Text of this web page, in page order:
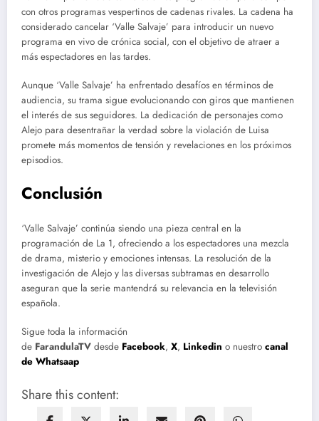
con otros programas vespertinos de cadenas rivales. La cadena ha
considerado cancelar ‘Valle Salvaje’ para introducir un nuevo
programa en vivo de crónica social, con el objetivo de atraer a
más espectadores en las tardes.
Aunque ‘Valle Salvaje’ ha enfrentado desafíos en términos de
audiencia, su trama sigue evolucionando con giros que mantienen
el interés de sus seguidores. La dedicación de personajes como
Alejo para desentrañar la verdad sobre la violación de Luisa
promete más momentos de tensión y revelaciones en los próximos
episodios.
Conclusión
‘Valle Salvaje’ continúa siendo una pieza central en la
programación de La 1, ofreciendo a los espectadores una mezcla
de drama, misterio y emociones intensas. La resolución de la
investigación de Alejo y las diversas subtramas en desarrollo
aseguran que la serie mantendrá su relevancia en la televisión
española.
Sigue toda la información
de FarandulaTV desde Facebook, X, Linkedin o nuestro canal
de Whatsaap
Share this content: